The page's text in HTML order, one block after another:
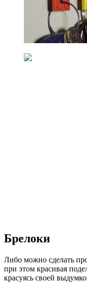
Брелоки
Либо можно сделать
при этом красивая
красуясь своей